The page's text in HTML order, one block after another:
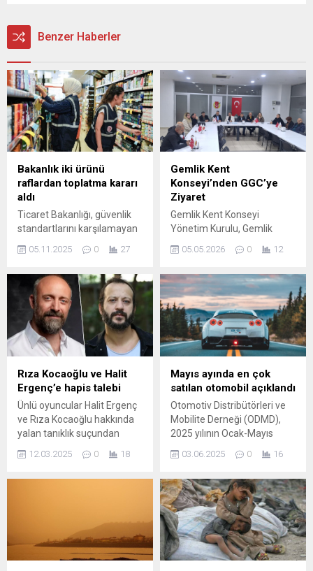
Benzer Haberler
Bakanlık iki ürünü
raflardan toplatma kararı
aldı
Ticaret Bakanlığı, güvenlik
standartlarını karşılamayan
iki ürünün piyasadan
toplatılmasına karar verdi.
açıklamada, “By Gri” markalı
çocuk sweatshirt ile “Follow
Me” markalı plastik masa
güvenlik testlerinde
başarısız olduğu
gerekçesiyle güvensiz ürün
olarak ilan edildi.
05.11.2025 0 27
Gemlik Kent
Konseyi’nden GGC’ye
Ziyaret
Gemlik Kent Konseyi
Yönetim Kurulu, Gemlik
Gazeteciler Cemiyeti’ni
(GGC) ziyaret ederek hem
hakkında bilgi verdi hem de
önümüzdeki dönem
hedeflerini paylaştı. GGG
Cius Toplantı Salonu’nda
gerçekleşen ziyarette, Kent
Konseyi heyeti GGC Yönetim
Kurulu üyeleri tarafından
karşılandı. Ziyaret
kapsamında Gemlik Kent
Konseyi Başkanı Sedat
Akkuş, göreve geldikleri son
iki...
05.05.2026 0 12
Rıza Kocaoğlu ve Halit
Ergenç’e hapis talebi
Ünlü oyuncular Halit Ergenç
ve Rıza Kocaoğlu hakkında
yalan tanıklık suçundan
oyunculara “yalan tanıklık”
12.03.2025 0 18
Mayıs ayında en çok
satılan otomobil açıklandı
Otomotiv Distribütörleri ve
Mobilite Derneği (ODMD),
2025 yılının Ocak-Mayıs
rakamlarını paylaştı. Bu
ayında Türkiye'de en çok
satan otomotiv markaları da
netleşti. Toplamda 107 bin
730 adet aracın ...
03.06.2025 0 16